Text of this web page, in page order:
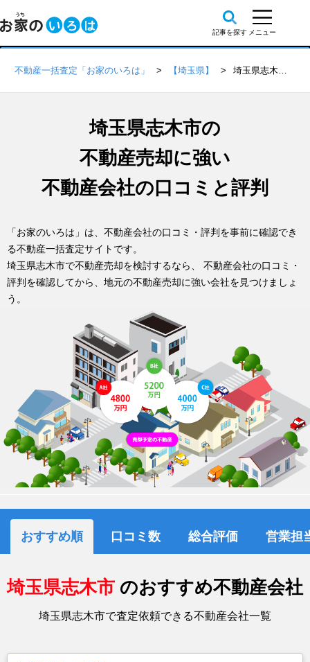
不動産一括査定「お家のいろは」 【埼玉県】 埼玉県志木市の不動産会社 口コミ・評判一覧
埼玉県志木市の
不動産売却に強い
不動産会社の口コミと評判
「お家のいろは」は、不動産会社の口コミ・評判を事前に確認でき
る不動産一括査定サイトです。
埼玉県志木市で不動産売却を検討するなら、 不動産会社の口コミ・
評判を確認してから、地元の不動産売却に強い会社を見つけましょ
う。
おすすめ順 口コミ数 総合評価 営業担
埼玉県志木市 のおすすめ不動産会社
埼玉県志木市で査定依頼できる不動産会社一覧